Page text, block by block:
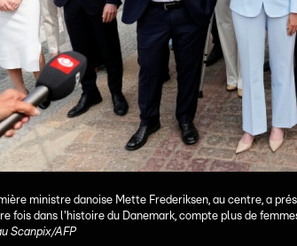
ministre danoise Mette Frederiksen, au centre, a
fois dans l'histoire du Danemark, compte plus de
Scanpix/AFP